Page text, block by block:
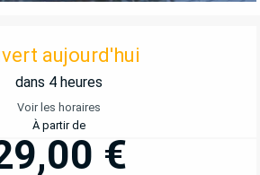
ET COORDONNÉES
aujourd'hui
dans 4 heures
Voir les horaires
À partir de
€